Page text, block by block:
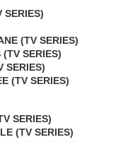
SERIES)
(TV SERIES)
SERIES)
SERIES)
(TV SERIES)
SERIES)
(TV SERIES)